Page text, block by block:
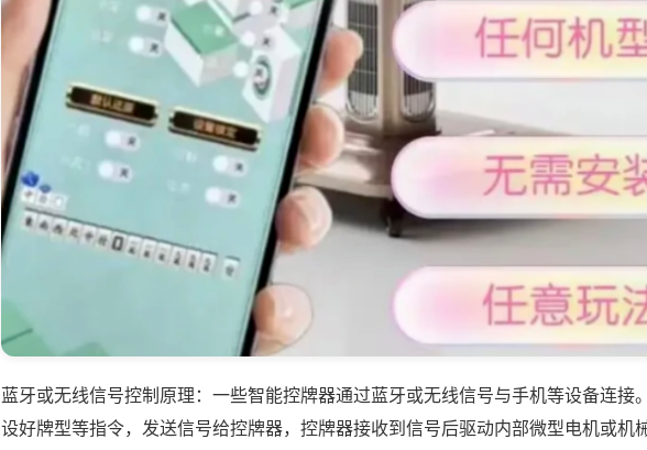
蓝牙或无线信号控制原理：一些智能控牌器通过蓝牙或无线信号与手机等设备连接
设好牌型等指令，发送信号给控牌器，控牌器接收到信号后驱动内部微型电机或机